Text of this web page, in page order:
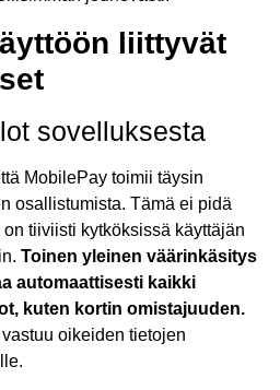
liittyvät
sovelluksesta
MobilePay toimii täysin
osallistumista. Tämä ei pidä
tiiviisti kytköksissä käyttäjän
Toinen yleinen väärinkäsitys
automaattisesti kaikki
kuten kortin omistajuuden.
oikeiden tietojen